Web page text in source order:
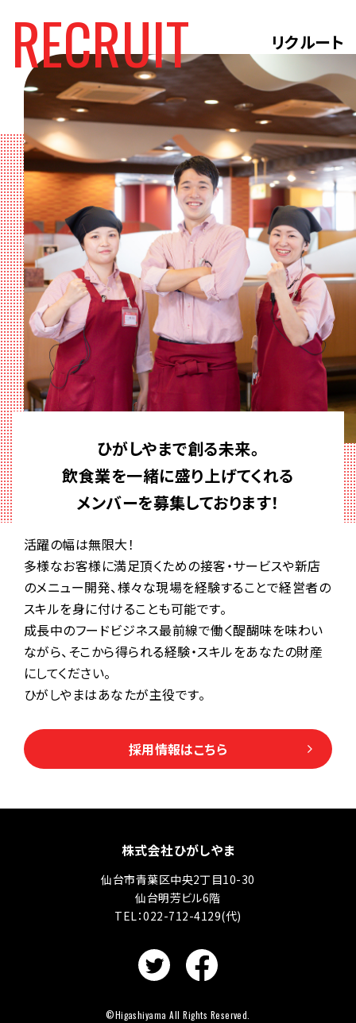
RECRUIT リクルート
ひがしやまで創る未来。
飲食業を一緒に盛り上げてくれる
メンバーを募集しております！
活躍の幅は無限大！
多様なお客様に満足頂くための接客・サービスや新店
のメニュー開発、様々な現場を経験することで経営者の
スキルを身に付けることも可能です。
成長中のフードビジネス最前線で働く醍醐味を味わい
ながら、そこから得られる経験・スキルをあなたの財産
にしてください。
ひがしやまはあなたが主役です。
採用情報はこちら
株式会社ひがしやま
仙台市青葉区中央2丁目10-30
仙台明芳ビル6階
TEL：022-712-4129(代)
©Higashiyama All Rights Reserved.